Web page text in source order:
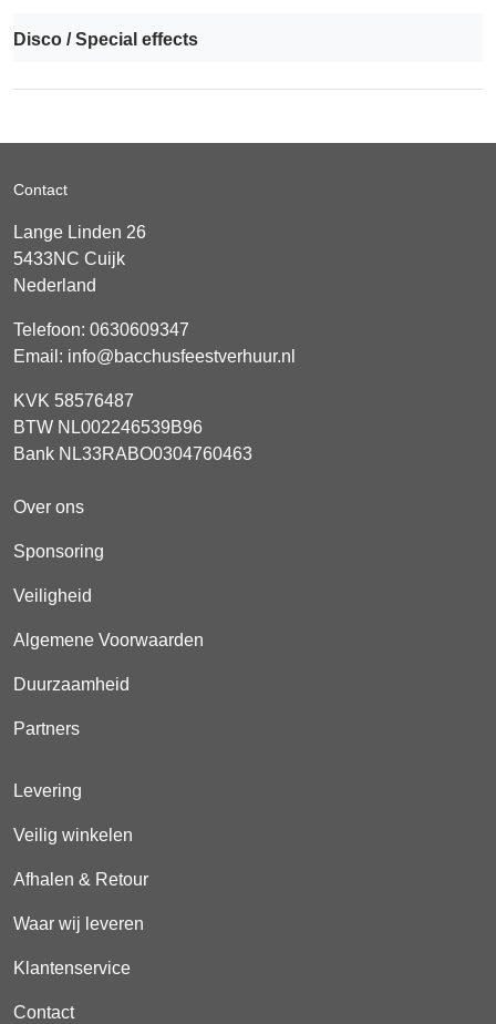
Disco / Special effects
Contact
Lange Linden 26
5433NC Cuijk
Nederland
Telefoon: 0630609347
Email: info@bacchusfeestverhuur.nl
KVK 58576487
BTW NL002246539B96
Bank NL33RABO0304760463
Over ons
Sponsoring
Veiligheid
Algemene Voorwaarden
Duurzaamheid
Partners
Levering
Veilig winkelen
Afhalen & Retour
Waar wij leveren
Klantenservice
Contact